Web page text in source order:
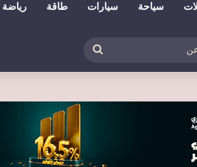
سياحة سيارات طاقة رياضة
عن